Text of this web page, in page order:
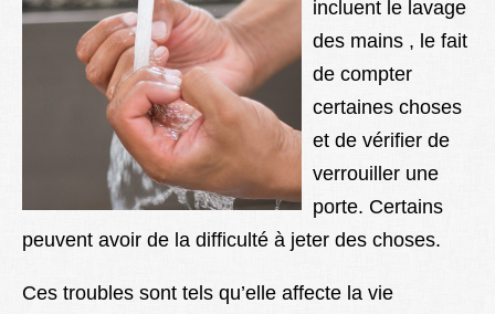
incluent le lavage
des mains , le fait
de compter
certaines choses
et de vérifier de
verrouiller une
porte. Certains
peuvent avoir de la difficulté à jeter des choses.
Ces troubles sont tels qu’elle affecte la vie